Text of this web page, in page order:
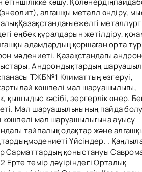
алғашқы металл өндіру,
еңбек құралдарын жетілдіру,
адамдардың қоршаған орта
мәдениеті. Қазақстандағы
Андрондықтардың
ТЖБ№1 Климаттың өзгеруі,
көшпелі мал шаруашылығы,
қыш ыдыс кəсібі, зергерлік өнер.
Мал шаруашылығының пайда
мал шаруашылығына ауысу
тайпалық одақтар және
Үйсіндер. .
Сарматтардың қоныстануы
темір дәуіріндегі Орталық